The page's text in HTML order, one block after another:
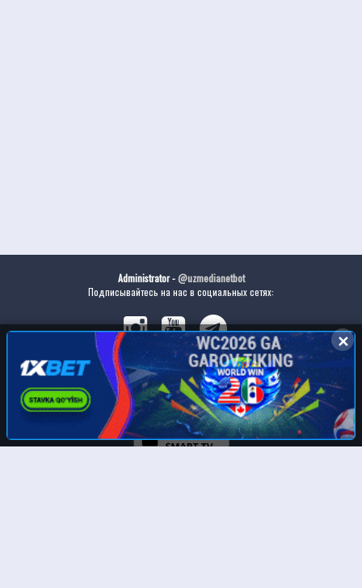
Administrator -@uzmedianetbot
Подписывайтесь на нас в социальных сетях:
Скачайте наше приложение:
✕